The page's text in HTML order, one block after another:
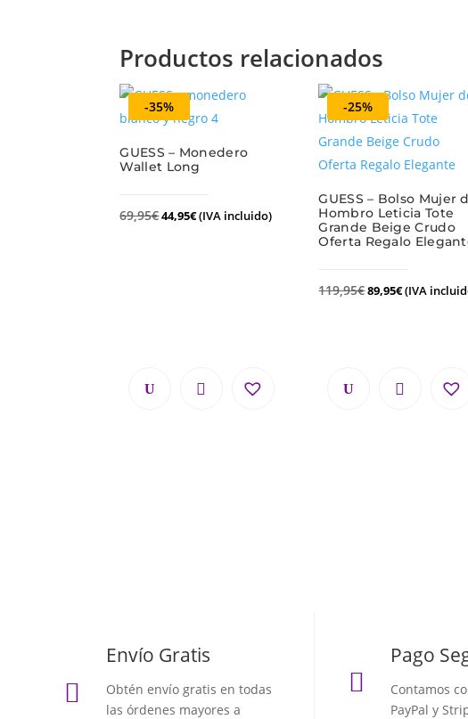
Productos relacionados
-35%
GUESS – Monedero
Wallet Long
69,95€44,95€(IVA incluido)
-25%
GUESS – Bolso Mujer
Hombro Leticia Tote
Grande Beige Crudo
Oferta Regalo
119,95€89,95€(IVA

Envío Gratis
Obtén envío gratis en todas
las órdenes mayores a

Pago
Contamos
PayPal y